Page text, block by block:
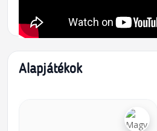
Alapjátékok